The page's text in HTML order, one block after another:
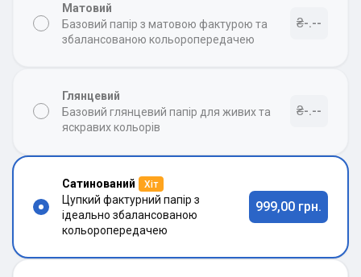
Матовий
Базовий папір з матовою фактурою та
збалансованою кольоропередачею
₴-.--
Глянцевий
Базовий глянцевий папір для живих та
яскравих кольорів
₴-.--
Сатинований Хіт
Цупкий фактурний папір з
ідеально збалансованою
кольоропередачею
999,00 грн.